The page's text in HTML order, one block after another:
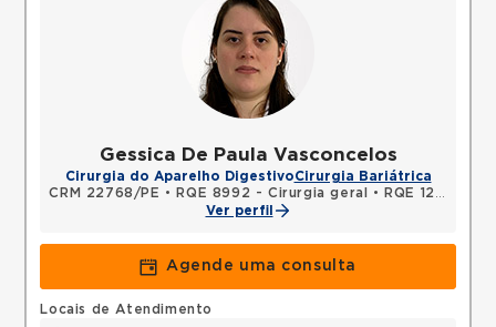
Gessica De Paula Vasconcelos
Cirurgia do Aparelho DigestivoCirurgia Bariátrica
CRM 22768/PE • RQE 8992 - Cirurgia geral •
RQE 12344 - Cirurgia do aparelho digestivo
Ver perfil
Agende uma consulta
Locais de Atendimento